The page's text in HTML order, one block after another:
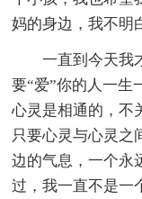
妈的身边，我不明
一直到今天我
要“爱”你的人一生
心灵是相通的，不
只要心灵与心灵之
边的气息，一个永
过，我一直不是一